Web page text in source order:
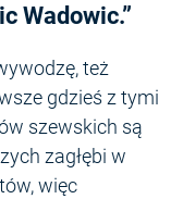
Wadowic.”
też
gdzieś z tymi
szewskich są
zagłębi w
więc